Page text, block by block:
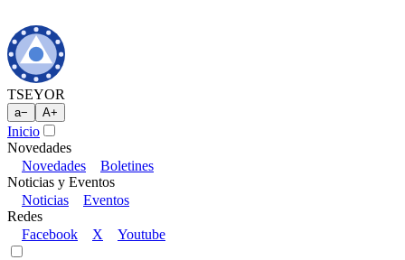
TSEYOR
a− A+
Inicio
Novedades
Novedades
Boletines
Noticias y Eventos
Noticias
Eventos
Redes
Facebook
X Youtube